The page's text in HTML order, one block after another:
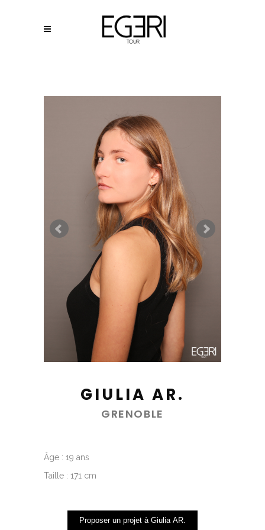
GIULIA AR.
GRENOBLE
Âge : 19 ans
Taille : 171 cm
Proposer un projet à Giulia AR.